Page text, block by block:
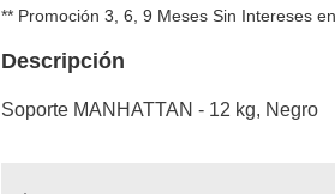
** Promoción 3, 6, 9 Meses Sin Intereses
Descripción
Soporte MANHATTAN - 12 kg, Negro